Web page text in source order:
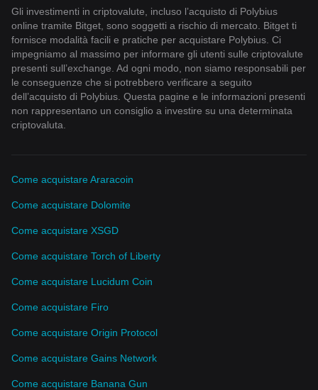
Gli investimenti in criptovalute, incluso l’acquisto di Polybius
online tramite Bitget, sono soggetti a rischio di mercato. Bitget ti
fornisce modalità facili e pratiche per acquistare Polybius. Ci
impegniamo al massimo per informare gli utenti sulle criptovalute
presenti sull’exchange. Ad ogni modo, non siamo responsabili per
le conseguenze che si potrebbero verificare a seguito
dell’acquisto di Polybius. Questa pagine e le informazioni presenti
non rappresentano un consiglio a investire su una determinata
criptovaluta.
Come acquistare Araracoin
Come acquistare Dolomite
Come acquistare XSGD
Come acquistare Torch of Liberty
Come acquistare Lucidum Coin
Come acquistare Firo
Come acquistare Origin Protocol
Come acquistare Gains Network
Come acquistare Banana Gun